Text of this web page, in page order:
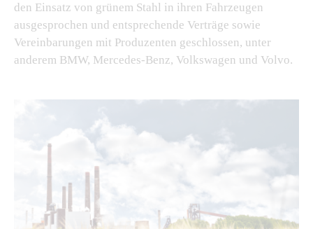
den Einsatz von grünem Stahl in ihren Fahrzeugen
ausgesprochen und entsprechende Verträge sowie
Vereinbarungen mit Produzenten geschlossen, unter
anderem BMW, Mercedes-Benz, Volkswagen und Volvo.